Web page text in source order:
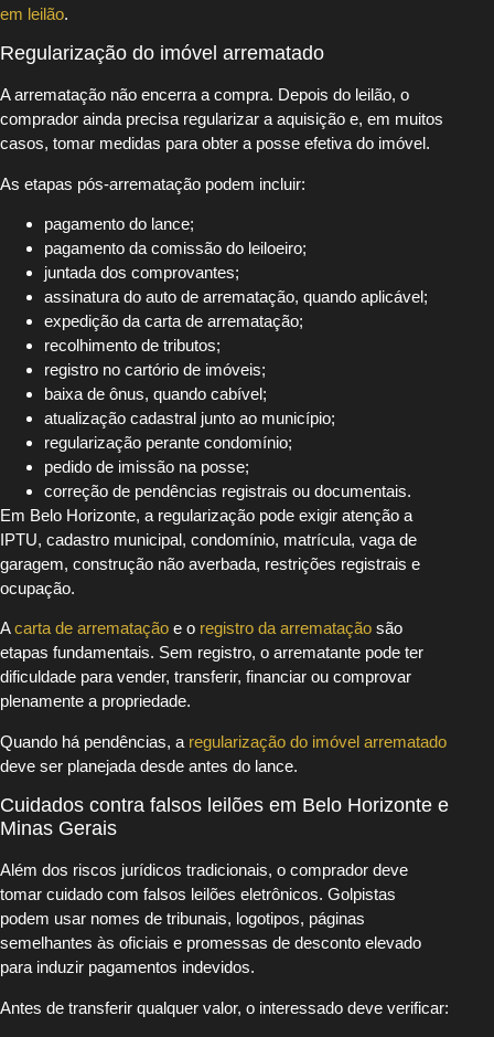
em leilão.
Regularização do imóvel arrematado
A arrematação não encerra a compra. Depois do leilão, o
comprador ainda precisa regularizar a aquisição e, em muitos
casos, tomar medidas para obter a posse efetiva do imóvel.
As etapas pós-arrematação podem incluir:
pagamento do lance;
pagamento da comissão do leiloeiro;
juntada dos comprovantes;
assinatura do auto de arrematação, quando aplicável;
expedição da carta de arrematação;
recolhimento de tributos;
registro no cartório de imóveis;
baixa de ônus, quando cabível;
atualização cadastral junto ao município;
regularização perante condomínio;
pedido de imissão na posse;
correção de pendências registrais ou documentais.
Em Belo Horizonte, a regularização pode exigir atenção a
IPTU, cadastro municipal, condomínio, matrícula, vaga de
garagem, construção não averbada, restrições registrais e
ocupação.
Acarta de arrematação e o registro da arrematação são
etapas fundamentais. Sem registro, o arrematante pode ter
dificuldade para vender, transferir, financiar ou comprovar
plenamente a propriedade.
Quando há pendências, a regularização do imóvel arrematado
deve ser planejada desde antes do lance.
Cuidados contra falsos leilões em Belo Horizonte e
Minas Gerais
Além dos riscos jurídicos tradicionais, o comprador deve
tomar cuidado com falsos leilões eletrônicos. Golpistas
podem usar nomes de tribunais, logotipos, páginas
semelhantes às oficiais e promessas de desconto elevado
para induzir pagamentos indevidos.
Antes de transferir qualquer valor, o interessado deve verificar: